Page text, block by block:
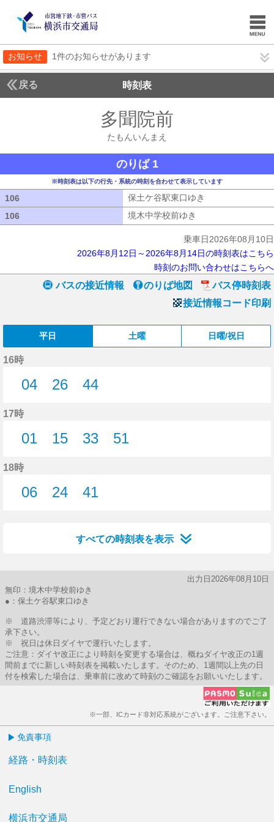
お知らせ 1件のお知らせがあります
戻る 時刻表
多聞院前
たもんいんまえ
のりば 1
※時刻表は以下の行先・系統の時刻を合わせて表示しています
106 保土ケ谷駅東口ゆき
106
境木中学校前ゆき
乗車日2026年08月10日
2026年8月12日～2026年8月14日の時刻表はこちら
時刻のお問い合わせはこちらへ
バスの接近情報 のりば地図
バス停時刻表
接近情報コード印刷
平日 土曜 日曜/祝日
16時
04
26
44
17時
01
15
33
51
18時
06
24
41
すべての時刻表を表示
出力日2026年08月10日
無印：境木中学校前ゆき
●：保土ケ谷駅東口ゆき
※ 道路渋滞等により、予定どおり運行できない場合がありますのでご了
承下さい。
※ 祝日は休日ダイヤで運行いたします。
ご注意：ダイヤ改正により時刻を変更する場合は、概ねダイヤ改正の1週
間前までに新しい時刻表を掲載いたします。そのため、1週間以上先の日
付を検索した場合は、乗車前に改めて時刻のご確認をお願いいたします。
※一部、ICカード非対応系統がございます。ご注意下さい。
免責事項
経路・時刻表
English
横浜市交通局